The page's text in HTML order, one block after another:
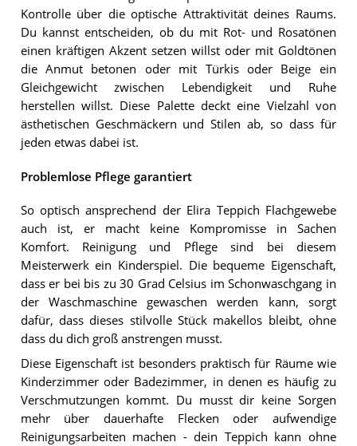
Kontrolle über die optische Attraktivität deines Raums.
Du kannst entscheiden, ob du mit Rot- und Rosatönen
einen kräftigen Akzent setzen willst oder mit Goldtönen
die Anmut betonen oder mit Türkis oder Beige ein
Gleichgewicht zwischen Lebendigkeit und Ruhe
herstellen willst. Diese Palette deckt eine Vielzahl von
ästhetischen Geschmäckern und Stilen ab, so dass für
jeden etwas dabei ist.
Problemlose Pflege garantiert
So optisch ansprechend der Elira Teppich Flachgewebe
auch ist, er macht keine Kompromisse in Sachen
Komfort. Reinigung und Pflege sind bei diesem
Meisterwerk ein Kinderspiel. Die bequeme Eigenschaft,
dass er bei bis zu 30 Grad Celsius im Schonwaschgang in
der Waschmaschine gewaschen werden kann, sorgt
dafür, dass dieses stilvolle Stück makellos bleibt, ohne
dass du dich groß anstrengen musst.
Diese Eigenschaft ist besonders praktisch für Räume wie
Kinderzimmer oder Badezimmer, in denen es häufig zu
Verschmutzungen kommt. Du musst dir keine Sorgen
mehr über dauerhafte Flecken oder aufwendige
Reinigungsarbeiten machen - dein Teppich kann ohne